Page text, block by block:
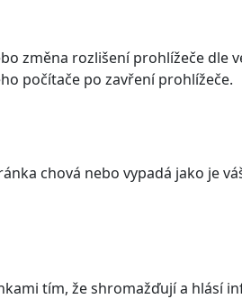
změna rozlišení prohlížeče dle
počítače po zavření prohlížeče.
chová nebo vypadá jako je
tím, že shromažďují a hlásí